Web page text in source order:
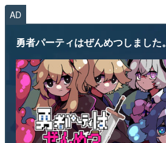
AD
勇者パーティはぜんめつしました。